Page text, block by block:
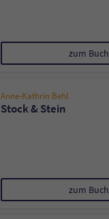
zum Buch
Anne-Kathrin Behl
Stock & Stein
zum Buch